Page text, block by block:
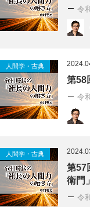
令
人間学・古典
第58
令
人間学・古典
第
衛門」
令